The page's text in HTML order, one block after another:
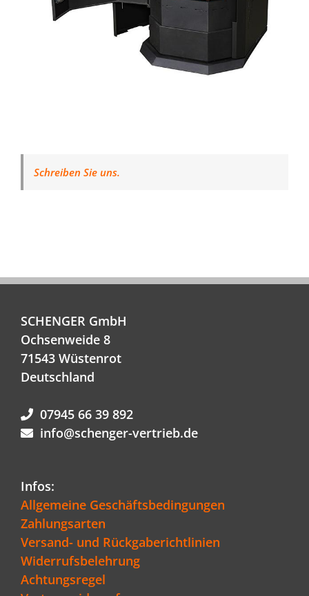
Schreiben Sie uns.
SCHENGER GmbH
Ochsenweide 8
71543 Wüstenrot
Deutschland
07945 66 39 892
info@schenger-vertrieb.de
Infos:
Allgemeine Geschäftsbedingungen
Zahlungsarten
Versand- und Rückgaberichtlinien
Widerrufsbelehrung
Achtungsregel